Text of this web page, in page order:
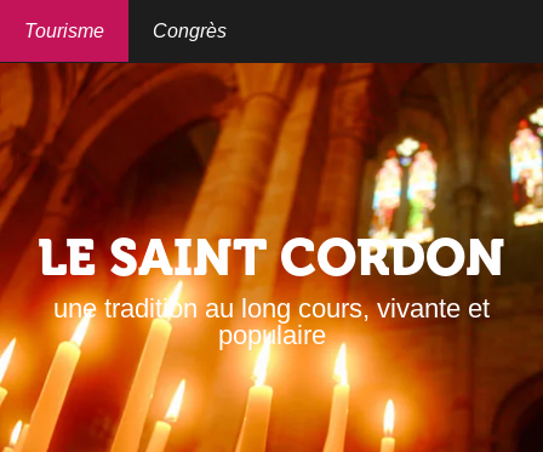
principal
Tourisme Congrès
LE SAINT CORDON
une tradition au long cours, vivante et
populaire